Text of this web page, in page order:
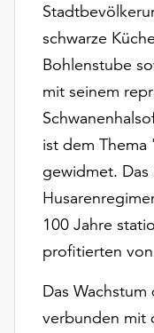
Einstellungen
über
„Auswählen“.
Weitere
Informationen
finden
unserer
dem
Impressum
schwarze
Bohlenstube
mit seinem
ist dem Thema
gewidmet. Das
100 Jahre
profitierten
Das
verbunden mit